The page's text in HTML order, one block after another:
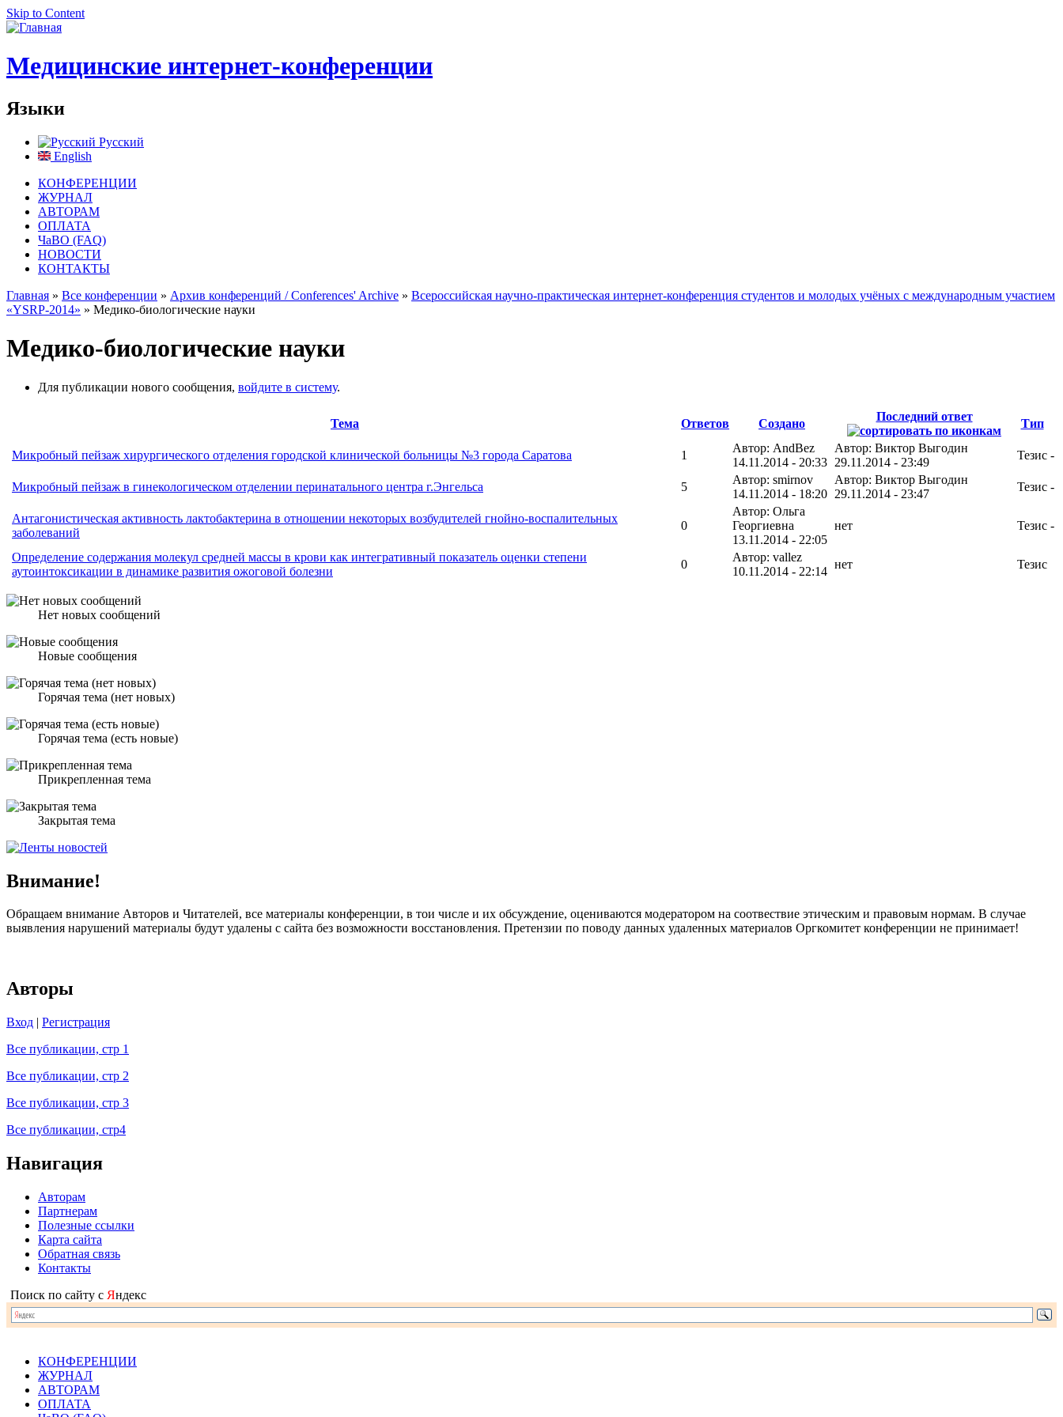
Skip to Content
Медицинские интернет-конференции
Языки
Русский
English
КОНФЕРЕНЦИИ
ЖУРНАЛ
АВТОРАМ
ОПЛАТА
ЧаВО (FAQ)
НОВОСТИ
КОНТАКТЫ
Главная » Все конференции » Архив конференций / Conferences' Archive » Всероссийская научно-практическая интернет-конференция студентов и молодых учёных с международным участием
«YSRP-2014» » Медико-биологические науки
Медико-биологические науки
Для публикации нового сообщения, войдите в систему.
Тема Ответов Создано
Последний ответ
Тип
Микробный пейзаж хирургического отделения городской клинической больницы №3 города Саратова 1
Автор: AndBez
14.11.2014 - 20:33
Автор: Виктор Выгодин
29.11.2014 - 23:49
Тезис -
Микробный пейзаж в гинекологическом отделении перинатального центра г.Энгельса 5
Автор: smirnov
14.11.2014 - 18:20
Автор: Виктор Выгодин
29.11.2014 - 23:47
Тезис -
Антагонистическая активность лактобактерина в отношении некоторых возбудителей гнойно-воспалительных
заболеваний
0
Автор: Ольга
Георгиевна
13.11.2014 - 22:05
нет Тезис -
Определение содержания молекул средней массы в крови как интегративный показатель оценки степени
аутоинтоксикации в динамике развития ожоговой болезни
0
Автор: vallez
10.11.2014 - 22:14
нет Тезис
Нет новых сообщений
Новые сообщения
Горячая тема (нет новых)
Горячая тема (есть новые)
Прикрепленная тема
Закрытая тема
Внимание!
Обращаем внимание Авторов и Читателей, все материалы конференции, в тои числе и их обсуждение, оцениваются модератором на соотвествие этическим и правовым нормам. В случае
выявления нарушений материалы будут удалены с сайта без возможности восстановления. Претензии по поводу данных удаленных материалов Оргкомитет конференции не принимает!
Авторы
Вход | Регистрация
Все публикации, стр 1
Все публикации, стр 2
Все публикации, стр 3
Все публикации, стр4
Навигация
Авторам
Партнерам
Полезные ссылки
Карта сайта
Обратная связь
Контакты
Поиск по сайту с Яндекс
КОНФЕРЕНЦИИ
ЖУРНАЛ
АВТОРАМ
ОПЛАТА